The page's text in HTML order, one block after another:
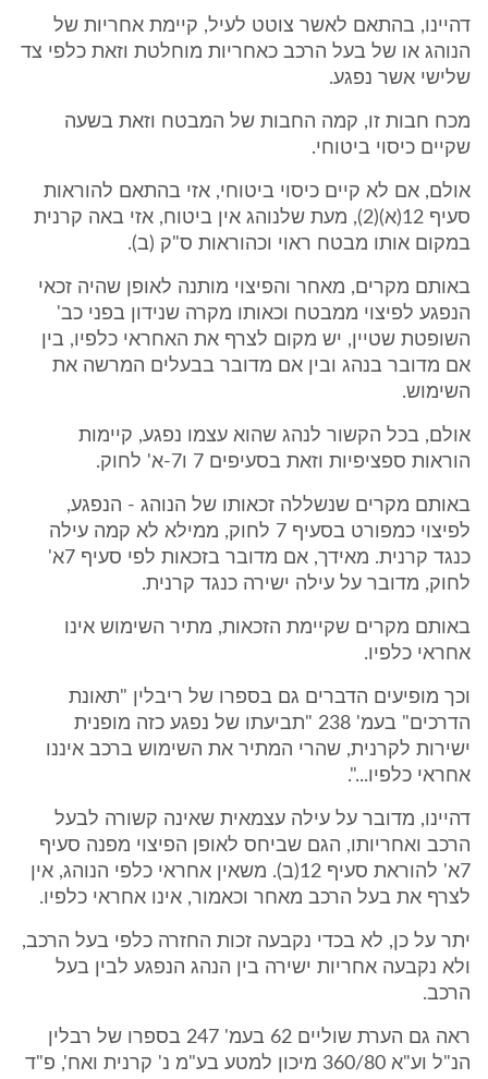
דהיינו, בהתאם לאשר צוטט לעיל, קיימת אחריות של
הנוהג או של בעל הרכב כאחריות מוחלטת וזאת כלפי צד
שלישי אשר נפגע.
מכח חבות זו, קמה החבות של המבטח וזאת בשעה
שקיים כיסוי ביטוחי.
אולם, אם לא קיים כיסוי ביטוחי, אזי בהתאם להוראות
סעיף 12(א)(2), מעת שלנוהג אין ביטוח, אזי באה קרנית
במקום אותו מבטח ראוי וכהוראות ס"ק (ב).
באותם מקרים, מאחר והפיצוי מותנה לאופן שהיה זכאי
הנפגע לפיצוי ממבטח וכאותו מקרה שנידון בפני כב'
השופטת שטיין, יש מקום לצרף את האחראי כלפיו, בין
אם מדובר בנהג ובין אם מדובר בבעלים המרשה את
השימוש.
אולם, בכל הקשור לנהג שהוא עצמו נפגע, קיימות
הוראות ספציפיות וזאת בסעיפים 7 ו7-א' לחוק.
באותם מקרים שנשללה זכאותו של הנוהג - הנפגע,
לפיצוי כמפורט בסעיף 7 לחוק, ממילא לא קמה עילה
כנגד קרנית. מאידך, אם מדובר בזכאות לפי סעיף 7א'
לחוק, מדובר על עילה ישירה כנגד קרנית.
באותם מקרים שקיימת הזכאות, מתיר השימוש אינו
אחראי כלפיו.
וכך מופיעים הדברים גם בספרו של ריבלין "תאונת
הדרכים" בעמ' 238 "תביעתו של נפגע כזה מופנית
ישירות לקרנית, שהרי המתיר את השימוש ברכב איננו
אחראי כלפיו...".
דהיינו, מדובר על עילה עצמאית שאינה קשורה לבעל
הרכב ואחריותו, הגם שביחס לאופן הפיצוי מפנה סעיף
7א' להוראת סעיף 12(ב). משאין אחראי כלפי הנוהג, אין
לצרף את בעל הרכב מאחר וכאמור, אינו אחראי כלפיו.
יתר על כן, לא בכדי נקבעה זכות החזרה כלפי בעל הרכב,
ולא נקבעה אחריות ישירה בין הנהג הנפגע לבין בעל
הרכב.
ראה גם הערת שוליים 62 בעמ' 247 בספרו של רבלין
הנ"ל וע"א 360/80 מיכון למטע בע"מ נ' קרנית ואח', פ"ד